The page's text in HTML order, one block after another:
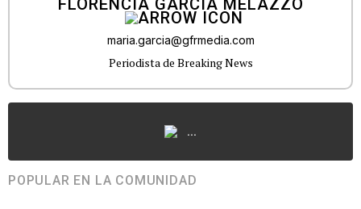
FLORENCIA GARCÍA MELAZZO
maria.garcia@gfrmedia.com
Periodista de Breaking News
...
POPULAR EN LA COMUNIDAD